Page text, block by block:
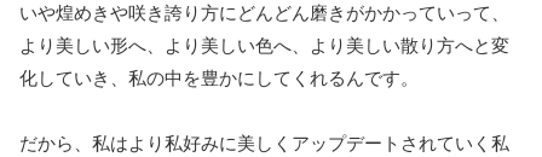
いや煌めきや咲き誇り方にどんどん磨きがかかっていって、
より美しい形へ、より美しい色へ、より美しい散り方へと変
化していき、私の中を豊かにしてくれるんです。
だから、私はより私好みに美しくアップデートされていく私